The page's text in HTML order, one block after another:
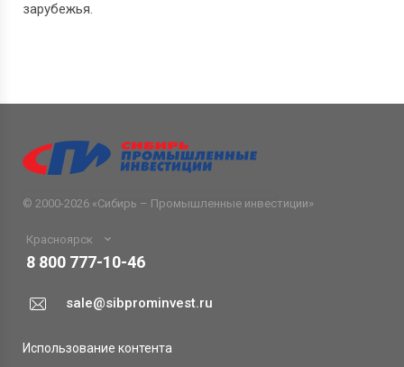
зарубежья.
© 2000-2026 «Сибирь – Промышленные инвестиции»
Красноярск
8 800 777-10-46
sale@sibprominvest.ru
Использование контента